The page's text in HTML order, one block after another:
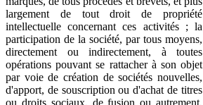
largement de tout droit de propriété
intellectuelle concernant ces activités ; la
participation de la société, par tous moyens,
directement ou indirectement, à toutes
opérations pouvant se rattacher à son objet
par voie de création de sociétés nouvelles,
d'apport, de souscription ou d'achat de titres
ou droits sociaux, de fusion ou autrement,